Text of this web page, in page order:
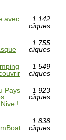
avec
1 142
cliques
1 755
cliques
1 549
cliques
Pays
!
1 923
cliques
1 838
cliques